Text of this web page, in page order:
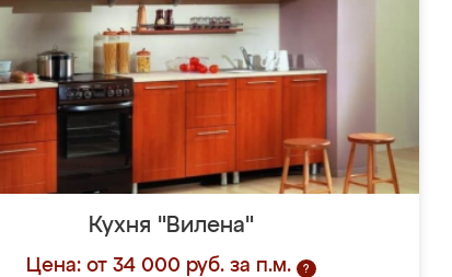
Кухня "Вилена"
Цена: от 34 000 руб. за п.м. ?